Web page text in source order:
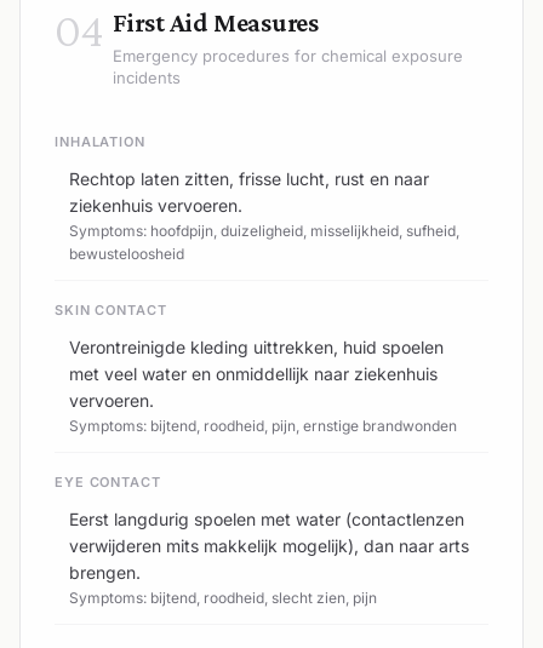
04 First Aid Measures
Emergency procedures for chemical exposure
incidents
INHALATION
Rechtop laten zitten, frisse lucht, rust en naar
ziekenhuis vervoeren.
Symptoms: hoofdpijn, duizeligheid, misselijkheid, sufheid,
bewusteloosheid
SKIN CONTACT
Verontreinigde kleding uittrekken, huid spoelen
met veel water en onmiddellijk naar ziekenhuis
vervoeren.
Symptoms: bijtend, roodheid, pijn, ernstige brandwonden
EYE CONTACT
Eerst langdurig spoelen met water (contactlenzen
verwijderen mits makkelijk mogelijk), dan naar arts
brengen.
Symptoms: bijtend, roodheid, slecht zien, pijn